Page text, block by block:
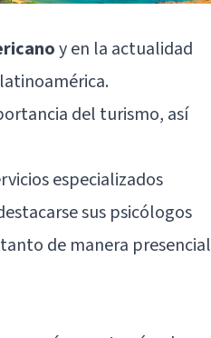
y en la actualidad
del turismo, así
especializados
sus psicólogos
de manera presencial